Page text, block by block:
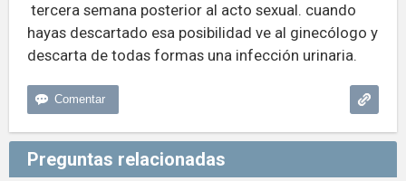
tercera semana posterior al acto sexual. cuando
hayas descartado esa posibilidad ve al ginecólogo y
descarta de todas formas una infección urinaria.
Preguntas relacionadas